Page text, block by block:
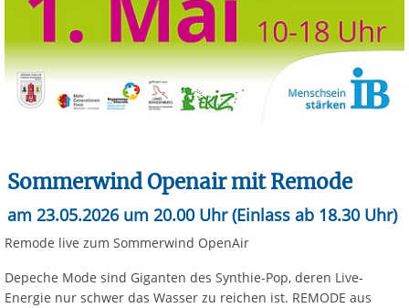
Sommerwind Openair mit Remode
am 23.05.2026 um 20.00 Uhr (Einlass ab 18.30 Uhr)
Remode live zum Sommerwind OpenAir
Depeche Mode sind Giganten des Synthie-Pop, deren Live-
Energie nur schwer das Wasser zu reichen ist. REMODE aus